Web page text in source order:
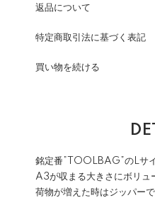
返品について
特定商取引法に基づく表記
買い物を続ける
銘定番”TOOLBAG”のLサイ
A3が収まる大きさにボリュ
荷物が増えた時はジッパー